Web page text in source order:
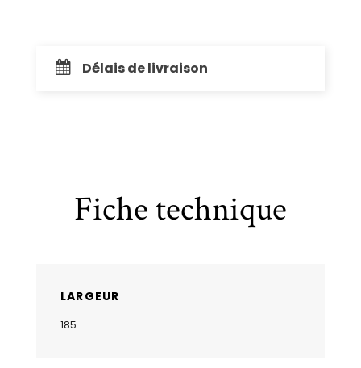
Délais de livraison
Fiche technique
LARGEUR
185